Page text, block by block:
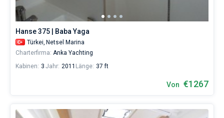
884€
sowohl
Liebhaber
eines
erholsamen
als
sich
Hanse 375 | Baba Yaga
Türkei, Netsel Marina
Charterfirma: Anka Yachting
Kabinen: 3 Jahr: 2011 Länge: 37 ft
Von €1267